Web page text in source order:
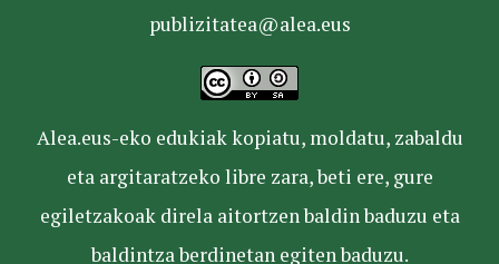
publizitatea@alea.eus
Alea.eus-eko edukiak kopiatu, moldatu, zabaldu
eta argitaratzeko libre zara, beti ere, gure
egiletzakoak direla aitortzen baldin baduzu eta
baldintza berdinetan egiten baduzu.